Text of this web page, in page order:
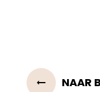
NAAR